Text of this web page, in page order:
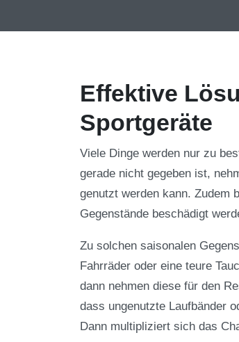
Effektive
Sportgeräte
Viele Dinge werden nur zu
gerade nicht gegeben ist,
genutzt werden kann. Zudem
Gegenstände beschädigt
Zu solchen saisonalen
Fahrräder oder eine teure
dann nehmen diese für den
dass ungenutzte Laufbänder
Dann multipliziert sich das